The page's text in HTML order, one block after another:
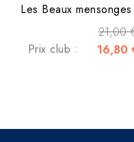
21,00
Prix club : 16,80